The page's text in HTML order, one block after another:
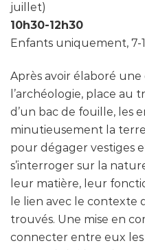
juillet)
10h30-12h30
Enfants uniquement, 7-
Après avoir élaboré
l’archéologie, place au
d’un bac de fouille, les
minutieusement la
pour dégager vestiges
s’interroger sur la
leur matière, leur
le lien avec le contexte
trouvés. Une mise en
connecter entre eux